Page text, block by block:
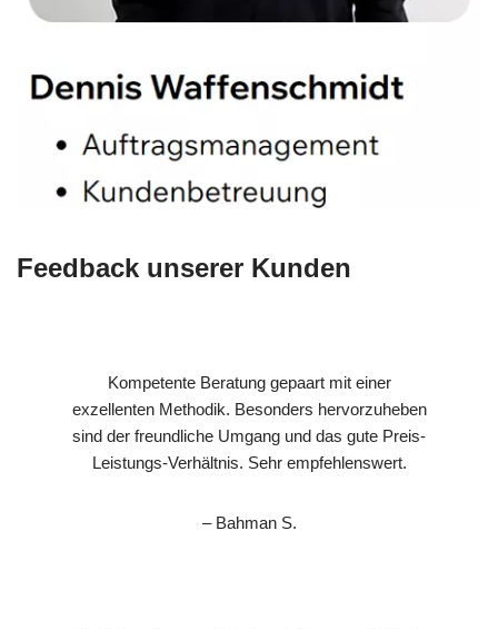
Feedback unserer Kunden
Kompetente Beratung gepaart mit einer
exzellenten Methodik. Besonders hervorzuheben
sind der freundliche Umgang und das gute Preis-
Leistungs-Verhältnis. Sehr empfehlenswert.
– Bahman S.